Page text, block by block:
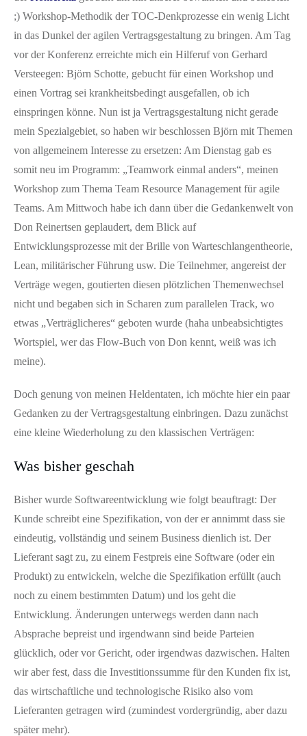
;) Workshop-Methodik der TOC-Denkprozesse ein wenig Licht
in das Dunkel der agilen Vertragsgestaltung zu bringen. Am Tag
vor der Konferenz erreichte mich ein Hilferuf von Gerhard
Versteegen: Björn Schotte, gebucht für einen Workshop und
einen Vortrag sei krankheitsbedingt ausgefallen, ob ich
einspringen könne. Nun ist ja Vertragsgestaltung nicht gerade
mein Spezialgebiet, so haben wir beschlossen Björn mit Themen
von allgemeinem Interesse zu ersetzen: Am Dienstag gab es
somit neu im Programm: „Teamwork einmal anders“, meinen
Workshop zum Thema Team Resource Management für agile
Teams. Am Mittwoch habe ich dann über die Gedankenwelt von
Don Reinertsen geplaudert, dem Blick auf
Entwicklungsprozesse mit der Brille von Warteschlangentheorie,
Lean, militärischer Führung usw. Die Teilnehmer, angereist der
Verträge wegen, goutierten diesen plötzlichen Themenwechsel
nicht und begaben sich in Scharen zum parallelen Track, wo
etwas „Verträglicheres“ geboten wurde (haha unbeabsichtigtes
Wortspiel, wer das Flow-Buch von Don kennt, weiß was ich
meine).
Doch genung von meinen Heldentaten, ich möchte hier ein paar
Gedanken zu der Vertragsgestaltung einbringen. Dazu zunächst
eine kleine Wiederholung zu den klassischen Verträgen:
Was bisher geschah
Bisher wurde Softwareentwicklung wie folgt beauftragt: Der
Kunde schreibt eine Spezifikation, von der er annimmt dass sie
eindeutig, vollständig und seinem Business dienlich ist. Der
Lieferant sagt zu, zu einem Festpreis eine Software (oder ein
Produkt) zu entwickeln, welche die Spezifikation erfüllt (auch
noch zu einem bestimmten Datum) und los geht die
Entwicklung. Änderungen unterwegs werden dann nach
Absprache bepreist und irgendwann sind beide Parteien
glücklich, oder vor Gericht, oder irgendwas dazwischen. Halten
wir aber fest, dass die Investitionssumme für den Kunden fix ist,
das wirtschaftliche und technologische Risiko also vom
Lieferanten getragen wird (zumindest vordergründig, aber dazu
später mehr).